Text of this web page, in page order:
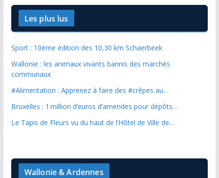
Les plus lus
Sport : 10ème édition des 10,30 km Schaerbeek
Wallonie : les animaux vivants bannis des marchés
communaux
#Alimentation : Apprenez à faire des #crêpes au…
Bruxelles : 1 million d’euros d’amendes pour dépôts…
Le Tapis de Fleurs vu du haut de l’Hôtel de Ville de…
Wallonie & Ardennes